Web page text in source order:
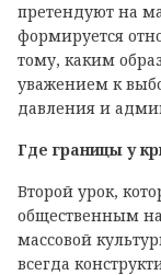
претендуют на
формируется
тому, каким
уважением к
давления и
Где границы у
Второй урок,
общественным
массовой
всегда